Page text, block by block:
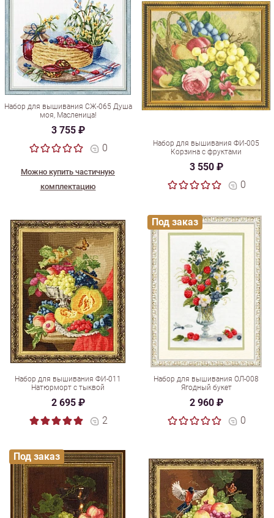
Набор для вышивания СЖ-065 Душа
моя, Масленица!
3 755 ₽
0
Можно купить частичную
комплектацию
Набор для вышивания ФИ-005
Корзина с фруктами
3 550 ₽
0
Набор для вышивания ФИ-011
Натюрморт с тыквой
2 695 ₽
2
Набор для вышивания ОЛ-008
Ягодный букет
2 960 ₽
0
Под заказ
Под заказ